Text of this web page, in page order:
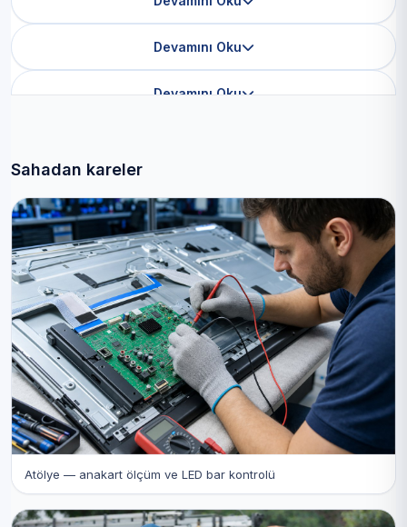
Devamını Oku
Devamını Oku
Sahadan kareler
Atölye — anakart ölçüm ve LED bar kontrolü